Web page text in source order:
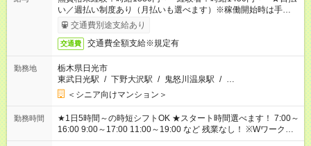
い／週払い制度あり（月払いも選べます）※稼働開始時は手続き
完了次第のお支払いとなります。
交通費別途支給あり
交通費 交通費全額支給※規定有
勤務地
栃木県日光市
東武日光駅 / 下野大沢駅 / 鬼怒川温泉駅 / …
＜シニア向けマンション＞
勤務時間
★1日5時間～の時短シフトOK ★スタート時間選べます！ 7:00～
16:00 9:00～17:00 11:00～19:00 など 残業なし！ ※Wワークの
場合、他のお仕事と合わせ週40時間超の就業はご案内できませ